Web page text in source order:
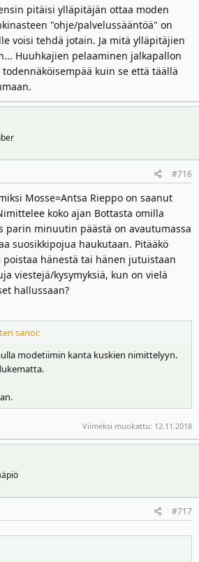
pitäisi ylläpitäjän ottaa moden
"ohje/palvelussääntöä" on
voisi tehdä jotain. Ja mitä ylläpitäjien
Huuhkajien pelaaminen jalkapallon
kuin se että täällä
#716
Mosse=Antsa Rieppo on saanut
koko ajan Bottasta omilla
parin minuutin päästä on avautumassa
suosikkipojua haukutaan. Pitääkö
hänestä tai hänen jutuistaan
viestejä/kysymyksiä, kun on vielä
hallussaan?
sanoi:
modetiimin kanta kuskien nimittelyyn.
Viimeksi muokattu: 12.11.2018
#717